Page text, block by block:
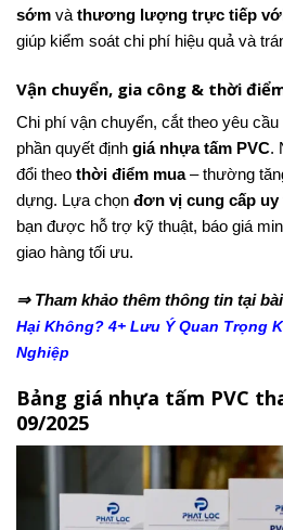
sớm và thương lượng trực tiếp
giúp kiểm soát chi phí hiệu quả và
Vận chuyển, gia công & thời
Chi phí vận chuyển, cắt theo yêu
phần quyết định giá nhựa tấm PVC.
đổi theo thời điểm mua– thường
dựng. Lựa chọn đơn vị cung cấp
bạn được hỗ trợ kỹ thuật, báo giá
giao hàng tối ưu.
⇒ Tham khảo thêm thông tin tại
Hại Không? 4+ Lưu Ý Quan Trọng
Nghiệp
Bảng giá nhựa tấm PVC
09/2025